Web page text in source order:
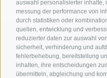
auswahl personalisierter inhalte,
messung der performance von
durch statistiken oder
quellen, entwicklung und
reduzierter daten zur auswahl
sicherheit, verhinderung und
fehlerbehebung, bereitstellung
inhalten, ihre entscheidungen
übermitteln, abgleichung und